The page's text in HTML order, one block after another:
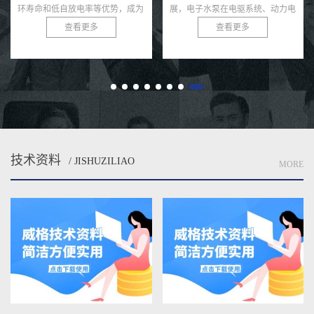
展，电子水泵在电驱系统、动力电
池、热管理模块等环节中起着至关
重要的冷却作用。相比传统机械水
查看更多
展，充电桩作为新能源汽车生态系
统的核心基础设施，其性能和可靠
性直接影响用户体验和电网安全。
低...
查看更多
技术资料 / JISHUZILIAO MORE